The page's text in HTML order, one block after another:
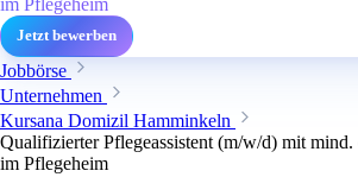
im Pflegeheim
Jetzt bewerben
Jobbörse
Unternehmen
Kursana Domizil Hamminkeln
Qualifizierter Pflegeassistent (m/w/d) mit
im Pflegeheim